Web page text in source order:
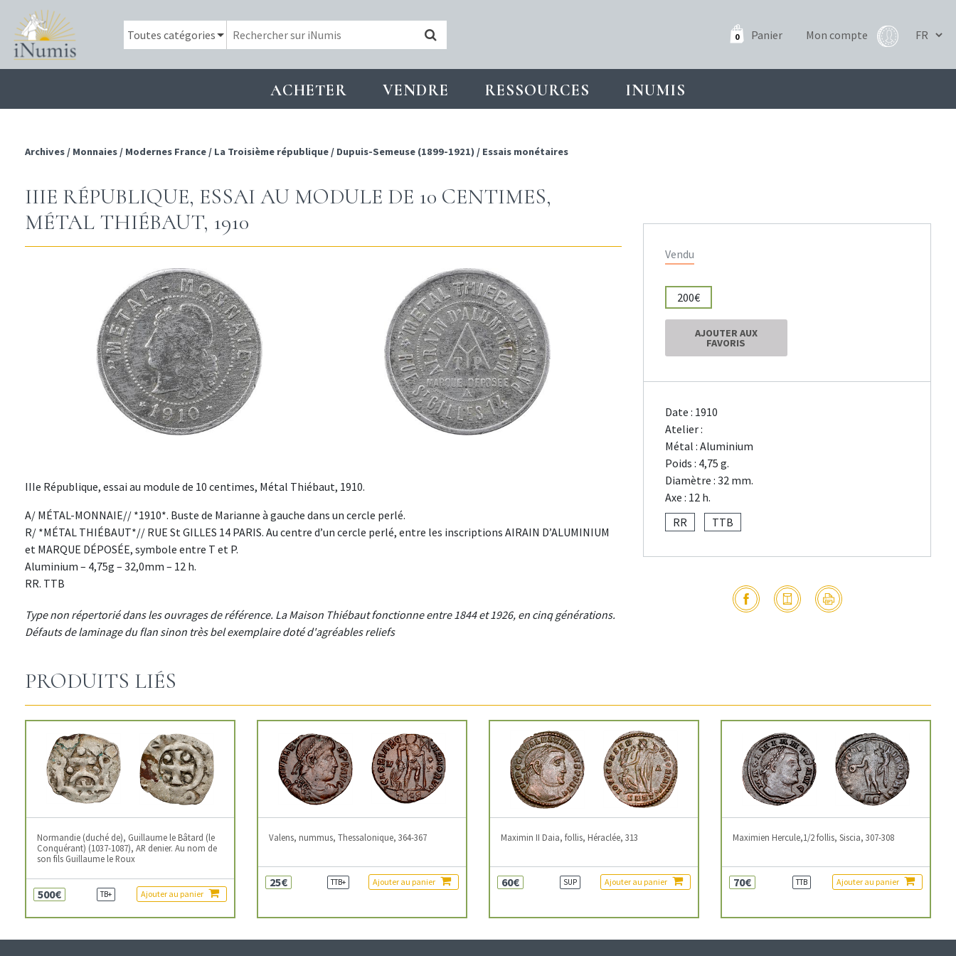
0 Panier Mon compte
ACHETER VENDRE RESSOURCES INUMIS
Archives / Monnaies / Modernes France / La Troisième république / Dupuis-Semeuse (1899-1921) / Essais monétaires
IIIE RÉPUBLIQUE, ESSAI AU MODULE DE 10 CENTIMES,
MÉTAL THIÉBAUT, 1910
IIIe République, essai au module de 10 centimes, Métal Thiébaut, 1910.
A/ MÉTAL-MONNAIE// *1910*. Buste de Marianne à gauche dans un cercle perlé.
R/ *MÉTAL THIÉBAUT*// RUE St GILLES 14 PARIS. Au centre d’un cercle perlé, entre les inscriptions AIRAIN D’ALUMINIUM
et MARQUE DÉPOSÉE, symbole entre T et P.
Aluminium – 4,75g – 32,0mm – 12 h.
RR. TTB
Type non répertorié dans les ouvrages de référence. La Maison Thiébaut fonctionne entre 1844 et 1926, en cinq générations.
Défauts de laminage du flan sinon très bel exemplaire doté d'agréables reliefs
Vendu
200€
AJOUTER AUX
FAVORIS
Date : 1910
Atelier :
Métal : Aluminium
Poids : 4,75 g.
Diamètre : 32 mm.
Axe : 12 h.
RR
TTB
PRODUITS LIÉS
Normandie (duché de), Guillaume le Bâtard (le
Conquérant) (1037-1087), AR denier. Au nom de
son fils Guillaume le Roux
500€ TB+ Ajouter au panier
Valens, nummus, Thessalonique, 364-367
25€ TTB+ Ajouter au panier
Maximin II Daia, follis, Héraclée, 313
60€ SUP Ajouter au panier
Maximien Hercule,1/2 follis, Siscia, 307-308
70€ TTB Ajouter au panier